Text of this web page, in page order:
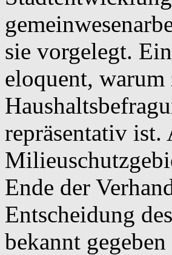
sie vorgelegt.
eloquent,
repräsentativ
Ende der
Entscheidung
bekannt